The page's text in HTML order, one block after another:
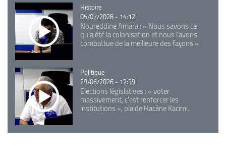
Catégorie
Histoire
05/07/2026 - 14:12
Noureddine Amara : « Nous savons ce
qu’a été la colonisation et nous l’avons
combattue de la meilleure des façons »
Catégorie
Politique
29/06/2026 - 12:39
Elections législatives : « voter
massivement, c'est renforcer les
institutions », plaide Hacène Kacimi